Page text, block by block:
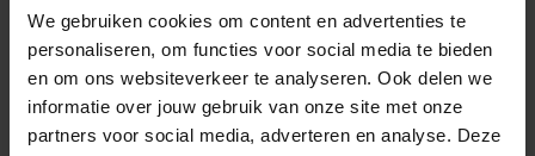
We gebruiken cookies om content en advertenties te
personaliseren, om functies voor social media te bieden
en om ons websiteverkeer te analyseren. Ook delen we
informatie over jouw gebruik van onze site met onze
partners voor social media, adverteren en analyse. Deze